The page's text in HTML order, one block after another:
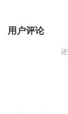
用户评论